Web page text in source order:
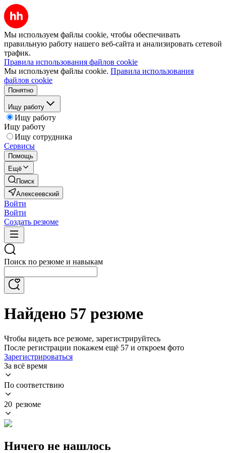
Мы используем файлы cookie, чтобы обеспечивать
правильную работу нашего веб-сайта и анализировать сетевой
трафик.
Правила использования файлов cookie
Мы используем файлы cookie. Правила использования
файлов cookie
Понятно
Ищу работу
Ищу работу
Ищу работу
Ищу сотрудника
Сервисы
Помощь
Ещё
Поиск
Алексеевский
Войти
Войти
Создать резюме
Поиск по резюме и навыкам
Найдено 57 резюме
Чтобы видеть все резюме, зарегистрируйтесь
После регистрации покажем ещё 57 и откроем фото
Зарегистрироваться
За всё время
По соответствию
20 резюме
Ничего не нашлось